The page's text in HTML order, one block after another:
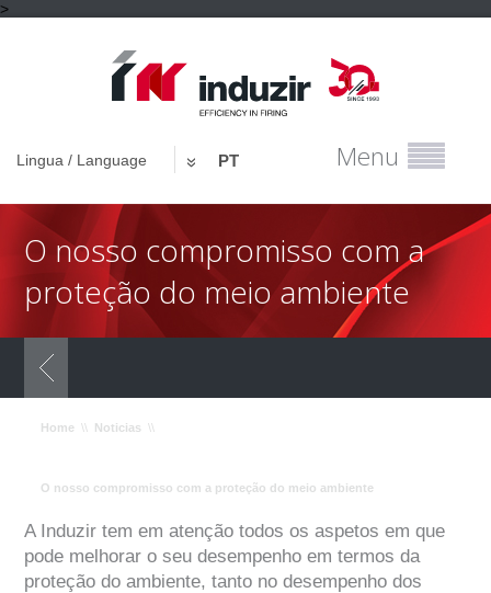
>
Lingua / Language PT Menu
O nosso compromisso com a
proteção do meio ambiente
Home \\ Noticias \\
O nosso compromisso com a proteção do meio ambiente
A Induzir tem em atenção todos os aspetos em que
pode melhorar o seu desempenho em termos da
proteção do ambiente, tanto no desempenho dos